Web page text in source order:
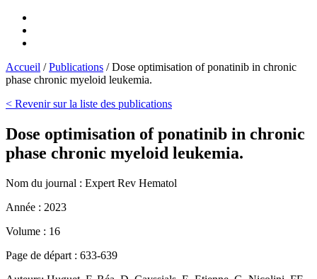
Accueil /Publications /Dose optimisation of ponatinib in chronic
phase chronic myeloid leukemia.
< Revenir sur la liste des publications
Dose optimisation of ponatinib in chronic
phase chronic myeloid leukemia.
Nom du journal : Expert Rev Hematol
Année : 2023
Volume : 16
Page de départ : 633-639